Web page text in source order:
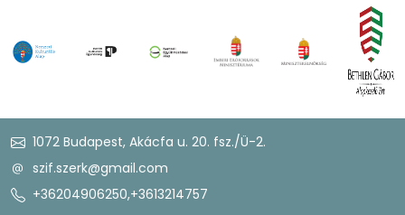
1072 Budapest, Akácfa u. 20. fsz./Ü-2.
szif.szerk@gmail.com
+36204906250,+3613214757